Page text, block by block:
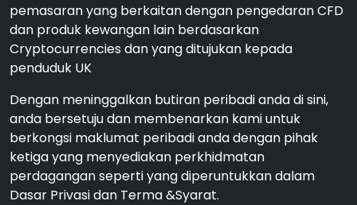
pemasaran yang berkaitan dengan pengedaran CFD
dan produk kewangan lain berdasarkan
Cryptocurrencies dan yang ditujukan kepada
penduduk UK
Dengan meninggalkan butiran peribadi anda di sini,
anda bersetuju dan membenarkan kami untuk
berkongsi maklumat peribadi anda dengan pihak
ketiga yang menyediakan perkhidmatan
perdagangan seperti yang diperuntukkan dalam
Dasar Privasi dan Terma &Syarat.